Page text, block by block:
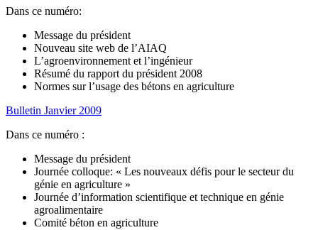
Dans ce numéro:
Message du président
Nouveau site web de l’AIAQ
L’agroenvironnement et l’ingénieur
Résumé du rapport du président 2008
Normes sur l’usage des bétons en agriculture
Bulletin Janvier 2009
Dans ce numéro :
Message du président
Journée colloque: « Les nouveaux défis pour le secteur du
génie en agriculture »
Journée d’information scientifique et technique en génie
agroalimentaire
Comité béton en agriculture